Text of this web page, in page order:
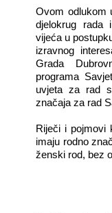
Ovom odlukom
djelokrug rada
vijeća u
izravnog
Grada
programa
uvjeta za rad
značaja za rad
Riječi i pojmovi
imaju rodno
ženski rod, bez